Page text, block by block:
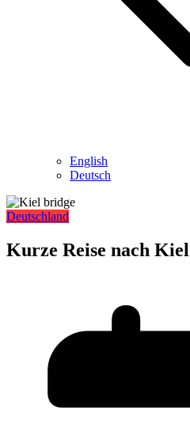
English
Deutsch
Deutschland
Kurze Reise nach Kiel